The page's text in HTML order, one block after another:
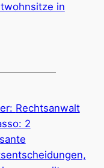
in
Rechtsanwalt
2